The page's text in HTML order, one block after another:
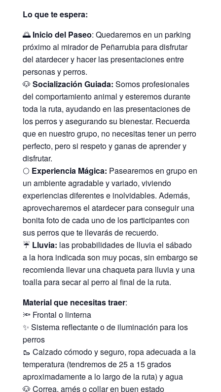
Lo que te espera:
🌅 Inicio del Paseo: Quedaremos en un parking
próximo al mirador de Peñarrubia para disfrutar
del atardecer y hacer las presentaciones entre
personas y perros.
🐶Socialización Guiada: Somos profesionales
del comportamiento animal y esteremos durante
toda la ruta, ayudando en las presentaciones de
los perros y asegurando su bienestar. Recuerda
que en nuestro grupo, no necesitas tener un perro
perfecto, pero si respeto y ganas de aprender y
disfrutar.
🌕 Experiencia Mágica: Pasearemos en grupo en
un ambiente agradable y variado, viviendo
experiencias diferentes e inolvidables. Además,
aprovecharemos el atardecer para conseguir una
bonita foto de cada uno de los participantes con
sus perros que te llevarás de recuerdo.
☔️ Lluvia: las probabilidades de lluvia el sábado
a la hora indicada son muy pocas, sin embargo se
recomienda llevar una chaqueta para lluvia y una
toalla para secar al perro al final de la ruta.
Material que necesitas traer:
🔦 Frontal o linterna
✨ Sistema reflectante o de iluminación para los
perros
🥾 Calzado cómodo y seguro, ropa adecuada a la
temperatura (tendremos de 25 a 15 grados
aproximadamente a lo largo de la ruta) y agua
🐶 Correa, arnés o collar en buen estado